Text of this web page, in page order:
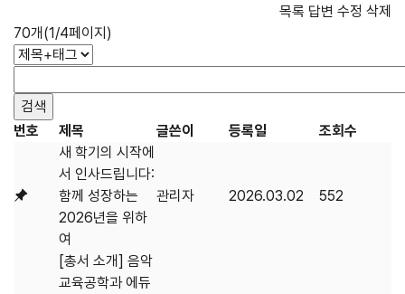
목록 답변 수정 삭제
70개(1/4페이지)
번호 제목 글쓴이 등록일
조회수
새 학기의 시작에
서 인사드립니다:
함께 성장하는
2026년을 위하
여
관리자 2026.03.02 552
[총서 소개] 음악
교육공학과 에듀